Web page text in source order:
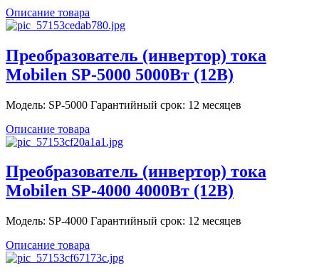
Описание товара
Преобразователь (инвертор) тока
Mobilen SP-5000 5000Вт (12В)
Модель: SP-5000 Гарантийный срок: 12 месяцев
Описание товара
Преобразователь (инвертор) тока
Mobilen SP-4000 4000Вт (12В)
Модель: SP-4000 Гарантийный срок: 12 месяцев
Описание товара